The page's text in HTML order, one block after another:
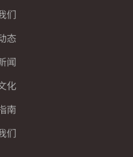
们
态
闻
化
南
们